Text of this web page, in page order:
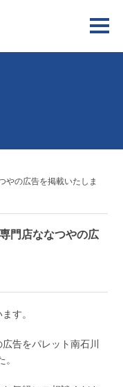
やの広告を掲載いたしま
門店ななつやの広
す。
告をパレット南石川